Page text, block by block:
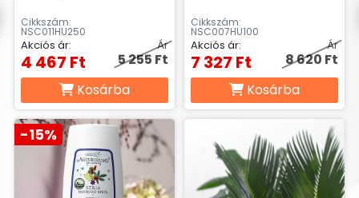
Cikkszám:
NSC011HU250
Akciós ár:
4 467 Ft
Ár
5 255 Ft
Kosárba
Cikkszám:
NSC007HU100
Akciós ár:
7 327 Ft
Ár
8 620 Ft
Kosárba
-15%